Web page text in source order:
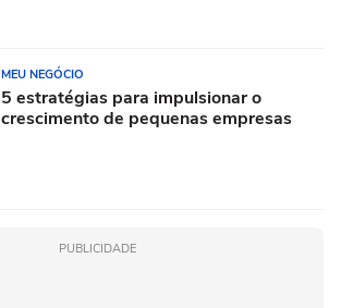
MEU NEGÓCIO
5 estratégias para impulsionar o
crescimento de pequenas empresas
PUBLICIDADE